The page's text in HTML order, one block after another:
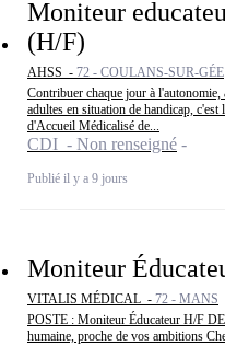
Moniteur
(H/F)
AHSS - 72 - COULANS-SUR-GÉE
Contribuer chaque jour à
adultes en situation de handicap,
d'Accueil Médicalisé de...
CDI - Non renseigné
Publié il y a 9 jours
Moniteur
VITALIS MÉDICAL - 72 - MANS
POSTE : Moniteur Éducateur H/F
humaine, proche de vos ambitions